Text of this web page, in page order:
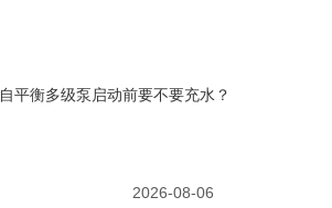
自平衡多级泵启动前要不要充水？
2026-08-06